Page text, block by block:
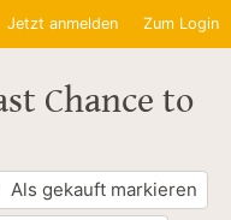
Jetzt anmelden Zum Login
Chance to
Als gekauft markieren